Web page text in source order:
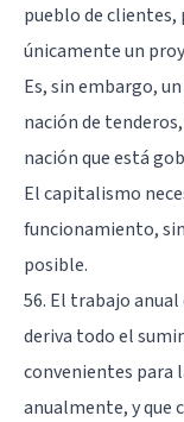
pueblo de clientes,
únicamente un
Es, sin embargo,
nación de
nación que está
El capitalismo
funcionamiento,
posible.
56. El trabajo anual
deriva todo el
convenientes para
anualmente, y que